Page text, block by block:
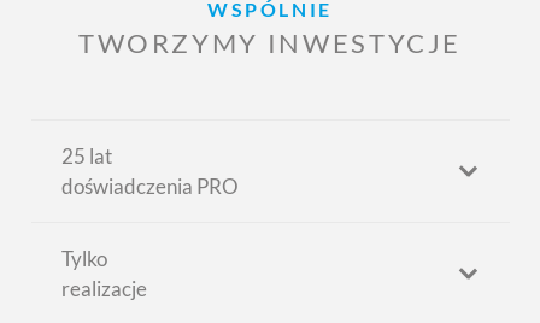
WSPÓLNIE
TWORZYMY INWESTYCJE
25 lat
doświadczenia PRO
Tylko
realizacje